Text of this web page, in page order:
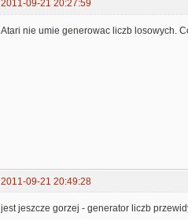
2011-09-21 20:27:59
Atari nie umie generowac liczb losowych.
2011-09-21 20:49:28
jest jeszcze gorzej - generator liczb